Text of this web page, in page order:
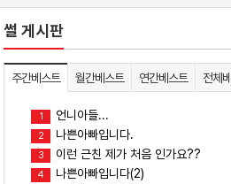
썰 게시판
주간베스트 월간베스트 연간베스트 전체
1 언니아들...
2 나쁜아빠입니다.
3 이런 근친 제가 처음 인가요??
4 나쁜아빠입니다(2)